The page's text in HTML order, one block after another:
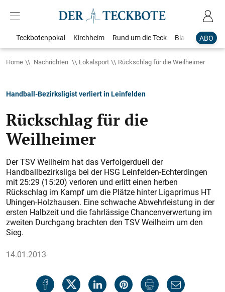
ABO
Teckbotenpokal Kirchheim Rund um die Teck Blaulicht
Home Nachrichten Lokalsport Rückschlag für die Weilheimer
Handball-Bezirksligist verliert in Leinfelden
Rückschlag für die
Weilheimer
Der TSV Weilheim hat das Verfolgerduell der
Handballbezirksliga bei der HSG Leinfelden-Echterdingen
mit 25:29 (15:20) verloren und erlitt einen herben
Rückschlag im Kampf um die Plätze hinter Ligaprimus HT
Uhingen-Holzhausen. Eine schwache Abwehrleistung in der
ersten Halbzeit und die fahrlässige Chancenverwertung im
zweiten Durchgang brachten den TSV Weilheim um den
Sieg.
14.01.2013